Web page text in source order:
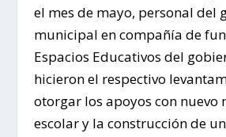
el mes de mayo, personal del
municipal en compañía de
Espacios Educativos del
hicieron el respectivo
otorgar los apoyos con
escolar y la construcción de